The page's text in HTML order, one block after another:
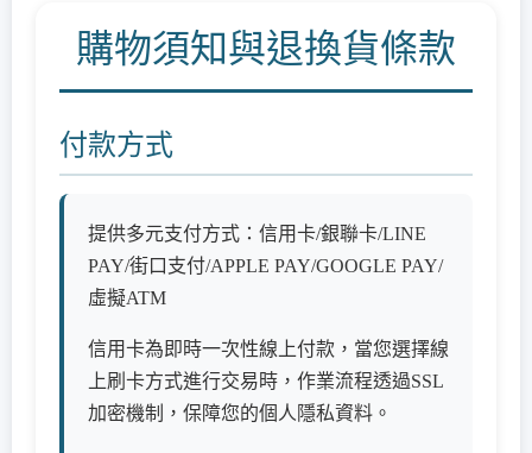
購物須知與退換貨條款
付款方式
提供多元支付方式：信用卡/銀聯卡/LINE
PAY/街口支付/APPLE PAY/GOOGLE PAY/
虛擬ATM
信用卡為即時一次性線上付款，當您選擇線
上刷卡方式進行交易時，作業流程透過SSL
加密機制，保障您的個人隱私資料。